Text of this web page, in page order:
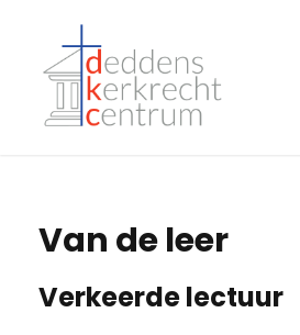
Van de leer
Verkeerde lectuur